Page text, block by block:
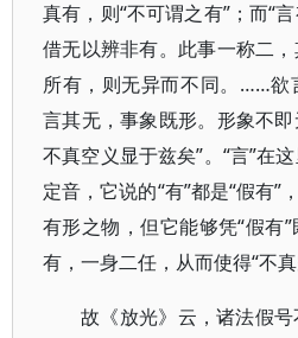
真有，则“不可谓之有”；而“
借无以辨非有。此事一称二
所有，则无异而不同。……欲
言其无，事象既形。形象不
不真空义显于兹矣”。“言”在
定音，它说的“有”都是“假有”
有形之物，但它能够凭“假有
有，一身二任，从而使得“不真
故《放光》云，诸法假